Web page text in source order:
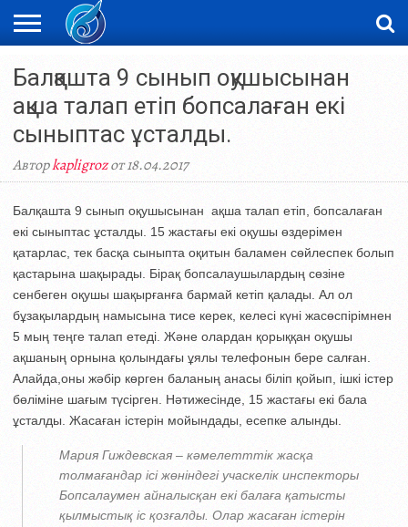
ЖАҢАЛЫҚТАР
НОВОСТИ
ВИДЕО
ФОТОРЕПОРТАЖИ
ОРКЕН
LIVETV
Балқашта 9 сынып оқушысынан
ақша талап етіп бопсалаған екі
сыныптас ұсталды.
Авторkapligrozот 18.04.2017
Балқашта 9 сынып оқушысынан ақша талап етіп, бопсалаған
екі сыныптас ұсталды. 15 жастағы екі оқушы өздерімен
қатарлас, тек басқа сыныпта оқитын баламен сөйлеспек болып
қастарына шақырады. Бірақ бопсалаушылардың сөзіне
сенбеген оқушы шақырғанға бармай кетіп қалады. Ал ол
бұзақылардың намысына тисе керек, келесі күні жасөспірімнен
5 мың теңге талап етеді. Және олардан қорыққан оқушы
ақшаның орнына қолындағы ұялы телефонын бере салған.
Алайда,оны жәбір көрген баланың анасы біліп қойып, ішкі істер
бөліміне шағым түсірген. Нәтижесінде, 15 жастағы екі бала
ұсталды. Жасаған істерін мойындады, есепке алынды.
Мария Гиждевская – кәмелетттік жасқа
толмағандар ісі жөніндегі учаскелік инспекторы
Бопсалаумен айналысқан екі балаға қатысты
қылмыстық іс қозғалды. Олар жасаған істерін